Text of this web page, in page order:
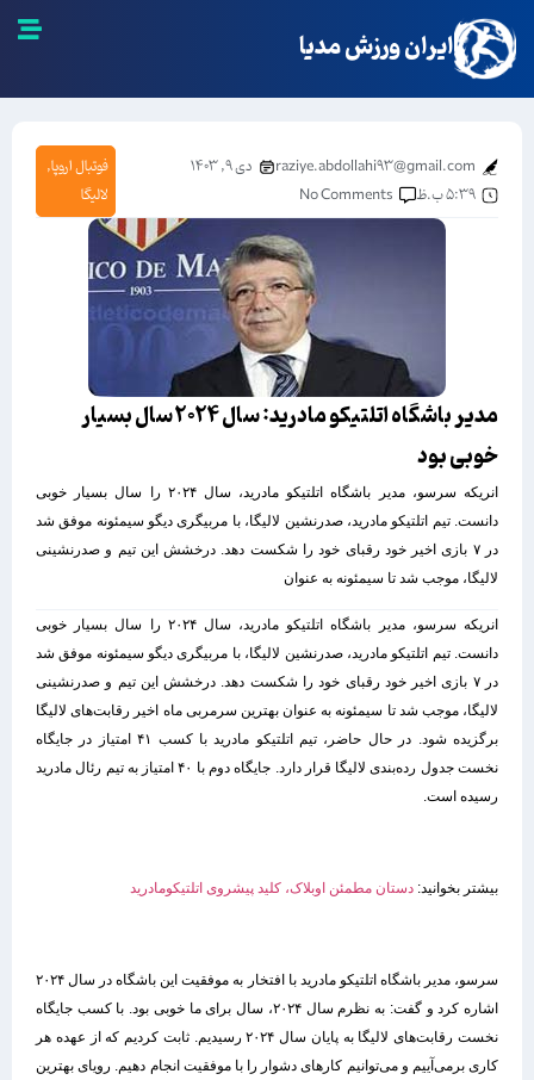
ایران ورزش مدیا
raziye.abdollahi93@gmail.com
دی ۹, ۱۴۰۳
۵:۳۹ ب.ظ
No Comments
فوتبال اروپا,
لالیگا
مدیر باشگاه اتلتیکو مادرید: سال ۲۰۲۴ سال بسیار
خوبی بود
انریکه سر‌سو، مدیر باشگاه اتلتیکو مادرید، سال ۲۰۲۴ را سال بسیار خوبی
دانست. تیم اتلتیکو مادرید، صدرنشین لالیگا، با مربیگری دیگو سیمئونه موفق شد
در ۷ بازی اخیر خود رقبای خود را شکست دهد. درخشش این تیم و صدرنشینی
لالیگا، موجب شد تا سیمئونه به عنوان
انریکه سر‌سو، مدیر باشگاه اتلتیکو مادرید، سال ۲۰۲۴ را سال بسیار خوبی
دانست. تیم اتلتیکو مادرید، صدرنشین لالیگا، با مربیگری دیگو سیمئونه موفق شد
در ۷ بازی اخیر خود رقبای خود را شکست دهد. درخشش این تیم و صدرنشینی
لالیگا، موجب شد تا سیمئونه به عنوان بهترین سرمربی ماه اخیر رقابت‌های لالیگا
برگزیده شود. در حال حاضر، تیم اتلتیکو مادرید با کسب ۴۱ امتیاز در جایگاه
نخست جدول رده‌بندی لالیگا قرار دارد. جایگاه دوم با ۴۰ امتیاز به تیم رئال مادرید
رسیده است.
بیشتر بخوانید:دستان مطمئن اوبلاک، کلید پیشروی اتلتیکومادرید
سرسو، مدیر باشگاه اتلتیکو مادرید با افتخار به موفقیت این باشگاه در سال ۲۰۲۴
اشاره کرد و گفت: به نظرم سال ۲۰۲۴، سال برای ما خوبی بود. با کسب جایگاه
نخست رقابت‌های لالیگا به پایان سال ۲۰۲۴ رسیدیم. ثابت کردیم که از عهده هر
کاری برمی‌آییم و می‌توانیم کارهای دشوار را با موفقیت انجام دهیم. رویای بهترین